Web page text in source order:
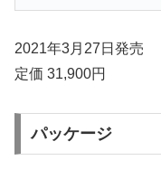
2021年3月27日発売
定価 31,900円
パッケージ